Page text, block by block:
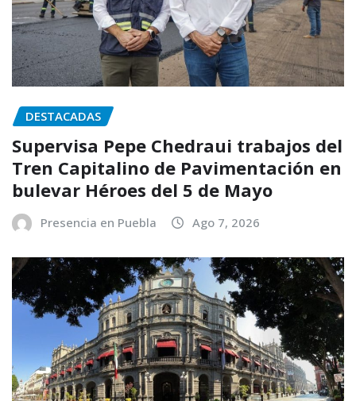
DESTACADAS
Supervisa Pepe Chedraui trabajos del
Tren Capitalino de Pavimentación en
bulevar Héroes del 5 de Mayo
Presencia en Puebla Ago 7, 2026